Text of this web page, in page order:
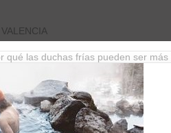
qué las duchas frías pueden ser